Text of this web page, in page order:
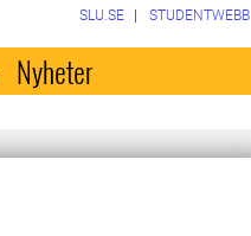
SLU.SE STUDENTWEBB
Nyheter